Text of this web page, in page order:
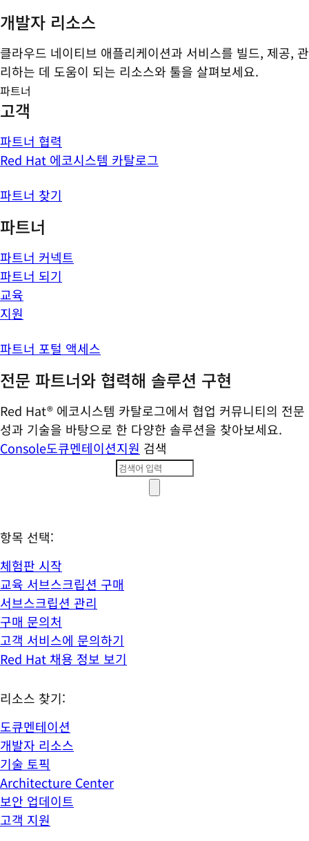
개발자 리소스
클라우드 네이티브 애플리케이션과 서비스를 빌드, 제공, 관
리하는 데 도움이 되는 리소스와 툴을 살펴보세요.
파트너
고객
파트너 협력
Red Hat 에코시스템 카탈로그
파트너 찾기
파트너
파트너 커넥트
파트너 되기
교육
지원
파트너 포털 액세스
전문 파트너와 협력해 솔루션 구현
Red Hat® 에코시스템 카탈로그에서 협업 커뮤니티의 전문
성과 기술을 바탕으로 한 다양한 솔루션을 찾아보세요.
Console도큐멘테이션지원 검색
항목 선택:
체험판 시작
교육 서브스크립션 구매
서브스크립션 관리
구매 문의처
고객 서비스에 문의하기
Red Hat 채용 정보 보기
리소스 찾기:
도큐멘테이션
개발자 리소스
기술 토픽
Architecture Center
보안 업데이트
고객 지원